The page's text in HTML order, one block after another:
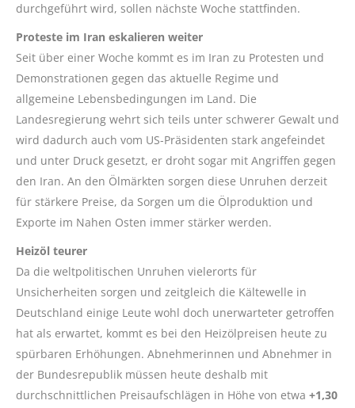
durchgeführt wird, sollen nächste Woche stattfinden.
Proteste im Iran eskalieren weiter
Seit über einer Woche kommt es im Iran zu Protesten und
Demonstrationen gegen das aktuelle Regime und
allgemeine Lebensbedingungen im Land. Die
Landesregierung wehrt sich teils unter schwerer Gewalt und
wird dadurch auch vom US-Präsidenten stark angefeindet
und unter Druck gesetzt, er droht sogar mit Angriffen gegen
den Iran. An den Ölmärkten sorgen diese Unruhen derzeit
für stärkere Preise, da Sorgen um die Ölproduktion und
Exporte im Nahen Osten immer stärker werden.
Heizöl teurer
Da die weltpolitischen Unruhen vielerorts für
Unsicherheiten sorgen und zeitgleich die Kältewelle in
Deutschland einige Leute wohl doch unerwarteter getroffen
hat als erwartet, kommt es bei den Heizölpreisen heute zu
spürbaren Erhöhungen. Abnehmerinnen und Abnehmer in
der Bundesrepublik müssen heute deshalb mit
durchschnittlichen Preisaufschlägen in Höhe von etwa +1,30